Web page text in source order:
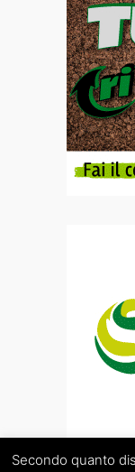
Secondo quanto